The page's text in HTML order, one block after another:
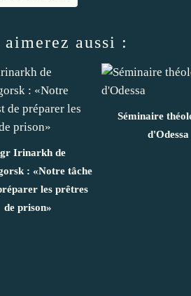
aimerez aussi :
Irinarkh de
: «Notre tâche
les prêtres
de prison»
Séminaire
d'Odessa